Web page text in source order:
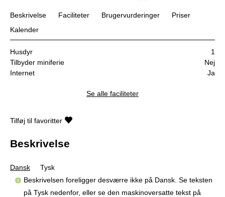
Beskrivelse Faciliteter Brugervurderinger
Priser
Kalender
Husdyr
1
Tilbyder miniferie
Nej
Internet
Ja
Se alle faciliteter
Tilføj til favoritter
Beskrivelse
Dansk
Tysk
Beskrivelsen foreligger desværre ikke på Dansk. Se teksten
på Tysk nedenfor, eller se den maskinoversatte tekst på